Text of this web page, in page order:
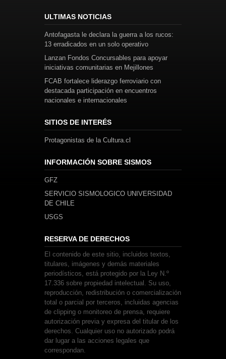
ULTIMAS NOTICIAS
Antofagasta le declara la guerra a los rucos:
13 erradicados en un solo operativo
Lanzan Fondos Concursables para apoyar
iniciativas comunitarias en Mejillones
FCAB fortalece liderazgo ferroviario con
destacada participación en encuentros
nacionales e internacionales
SITIOS DE INTERÉS
Protagonistas de la Cultura.cl
INFORMACIÓN SOBRE SISMOS
GFZ
SERVICIO SISMOLOGICO UNIVERSIDAD
DE CHILE
USGS
RESERVA DE DERECHOS
El contenido de este sitio, incluidos textos,
titulares, imágenes y demás materiales
periodísticos, está protegido por la Ley N.º
17.336 sobre propiedad intelectual. Su uso,
reproducción, redistribución o comercialización
total o parcial por terceros, incluidas agencias
de clipping o monitoreo de prensa, requiere
autorización previa y expresa del titular de los
derechos. Cualquier uso no autorizado podrá
dar lugar a las acciones legales que
correspondan.